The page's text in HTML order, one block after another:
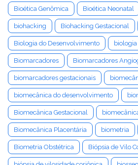
Bioética Genômica Bioética Neonatal
biohacking Biohacking Gestacional
Biologia do Desenvolvimento
Biomarcadores Biomarcadores
biomarcadores gestacionais
biomecânica do desenvolvimento
Biomecânica Gestacional
Biomecânica Placentária biometria
Biometria Obstétrica Biópsia de Vilo